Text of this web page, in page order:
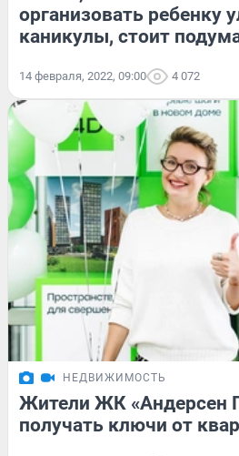
организовать ребенку
каникулы, стоит
14 февраля, 2022, 09:00 4 072
НЕДВИЖИМОСТЬ
Жители ЖК «Андерсен
получать ключи от